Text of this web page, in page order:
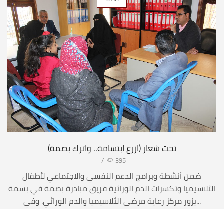
تحت شعار (ازرع ابتسامة.. واترك بصمة)
/ 395
ضمن أنشطة وبرامج الدعم النفسي والاجتماعي لأطفال
الثلاسيميا وتكسرات الدم الوراثية فريق مبادرة بصمة في بسمة
يزور مركز رعاية مرضى الثلاسيميا والدم الوراثي. وفي...